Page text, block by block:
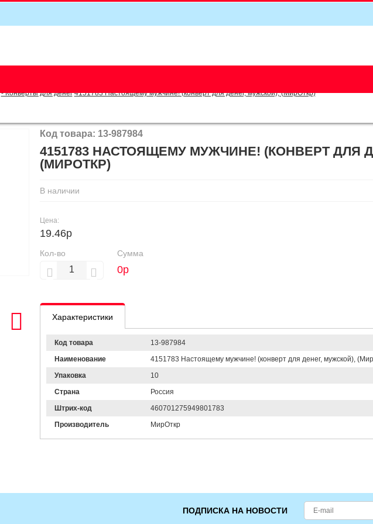
- Конверты для денег 4151783 Настоящему мужчине! (конверт для денег, мужской), (МирОткр)
Код товара: 13-987984
4151783 НАСТОЯЩЕМУ МУЖЧИНЕ! (КОНВЕРТ ДЛЯ
(МИРОТКР)
В наличии
Цена:
19.46р
Кол-во Сумма
0р
Характеристики
Код товара
13-987984
Наименование
4151783 Настоящему мужчине! (конверт для денег, мужской),
Упаковка
10
Страна
Россия
Штрих-код
460701275949801783
Производитель
МирОткр
ПОДПИСКА НА НОВОСТИ